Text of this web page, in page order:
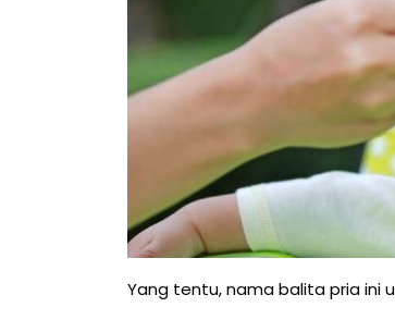
Yang tentu, nama balita pria ini